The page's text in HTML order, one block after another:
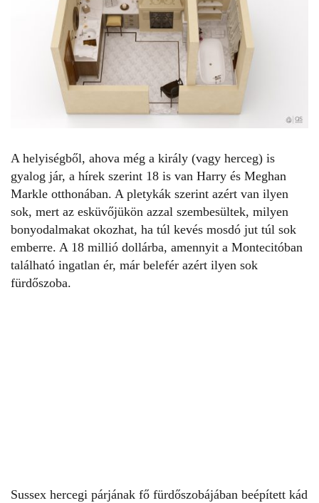
A helyiségből, ahova még a király (vagy herceg) is
gyalog jár, a hírek szerint 18 is van Harry és Meghan
Markle otthonában. A pletykák szerint azért van ilyen
sok, mert az esküvőjükön azzal szembesültek, milyen
bonyodalmakat okozhat, ha túl kevés mosdó jut túl sok
emberre. A 18 millió dollárba, amennyit a Montecitóban
található ingatlan ér, már belefér azért ilyen sok
fürdőszoba.
Sussex hercegi párjának fő fürdőszobájában beépített kád